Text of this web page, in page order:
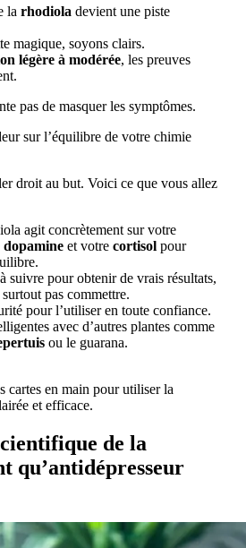
la rhodiola devient une piste
magique, soyons clairs.
légère à modérée, les preuves
pas de masquer les symptômes.
sur l’équilibre de votre chimie
droit au but. Voici ce que vous allez
agit concrètement sur votre
dopamine et votre cortisol pour
à suivre pour obtenir de vrais résultats,
pas commettre.
pour l’utiliser en toute confiance.
avec d’autres plantes comme
ou le guarana.
cartes en main pour utiliser la
et efficace.
de la
qu’antidépresseur